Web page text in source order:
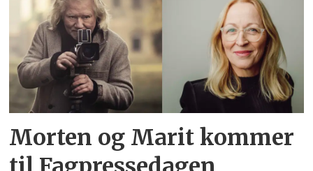
Morten og Marit kommer